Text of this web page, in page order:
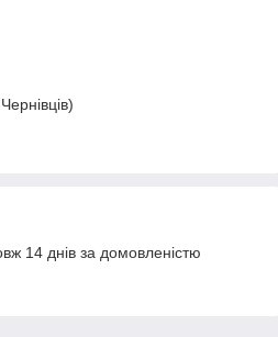
14 днів за домовленістю